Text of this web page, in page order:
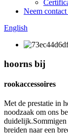
Neem
English
hoorns bij
rookaccessoires
Met de prestatie in
noodzaak om ons
duidelijk.Sommigen
breiden naar een